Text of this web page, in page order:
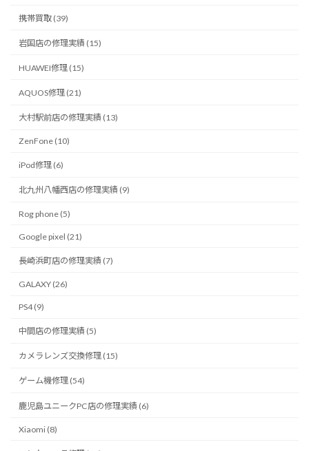
携帯買取 (39)
岩国店の修理実績 (15)
HUAWEI修理 (15)
AQUOS修理 (21)
大村駅前店の修理実績 (13)
ZenFone (10)
iPod修理 (6)
北九州八幡西店の修理実績 (9)
Rog phone (5)
Google pixel (21)
長崎浜町店の修理実績 (7)
GALAXY (26)
PS4 (9)
中間店の修理実績 (5)
カメラレンズ交換修理 (15)
ゲーム機修理 (54)
鹿児島ユニークPC店の修理実績 (6)
Xiaomi (8)